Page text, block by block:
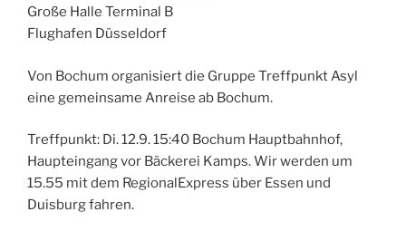
Große Halle Terminal B
Flughafen Düsseldorf
Von Bochum organisiert die Gruppe Treffpunkt Asyl
eine gemeinsame Anreise ab Bochum.
Treffpunkt: Di. 12.9. 15:40 Bochum Hauptbahnhof,
Haupteingang vor Bäckerei Kamps. Wir werden um
15.55 mit dem RegionalExpress über Essen und
Duisburg fahren.